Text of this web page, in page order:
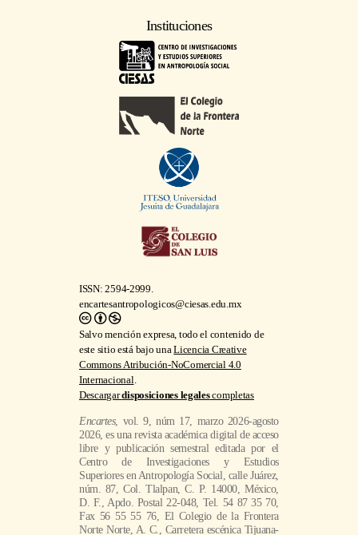
Instituciones
ISSN: 2594-2999.
encartesantropologicos@ciesas.edu.mx
Salvo mención expresa, todo el contenido de
este sitio está bajo unaLicencia Creative
Commons Atribución-NoComercial 4.0
Internacional.
Descargardisposiciones legalescompletas
Encartes, vol. 9, núm 17, marzo 2026-agosto
2026, es una revista académica digital de acceso
libre y publicación semestral editada por el
Centro de Investigaciones y Estudios
Superiores en Antropología Social, calle Juárez,
núm. 87, Col. Tlalpan, C. P. 14000, México,
D. F., Apdo. Postal 22-048, Tel. 54 87 35 70,
Fax 56 55 55 76, El Colegio de la Frontera
Norte Norte, A. C., Carretera escénica Tijuana-